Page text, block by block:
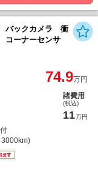
ックカメラ 衝
ーナーセンサ
74.9万円
諸費用
(税込)
11万円